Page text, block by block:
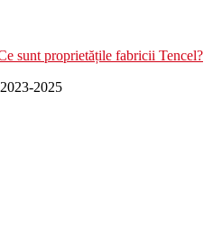
sunt proprietățile fabricii Tencel?
2025